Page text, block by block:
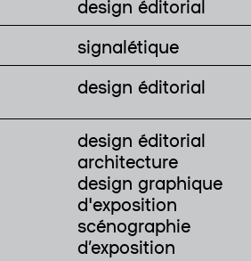
design éditorial
signalétique
design éditorial
design éditorial
architecture
design graphique
d'exposition
scénographie
d’exposition